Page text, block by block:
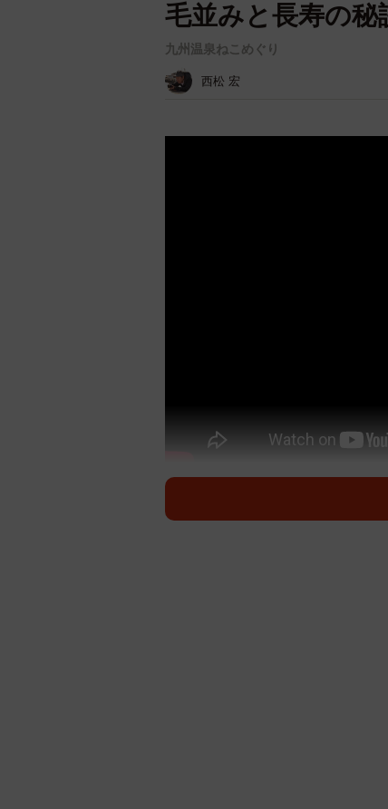
毛並みと長寿の秘
九州温泉ねこめぐり
西松 宏
福岡県朝倉市にある原鶴温泉は